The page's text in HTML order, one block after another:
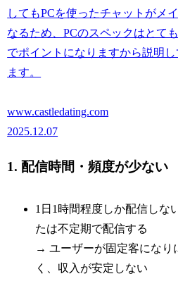
してもPCを使ったチャットがメ
なるため、PCのスペックはとて
でポイントになりますから説明し
ます。
www.castledating.com
2025.12.07
1. 配信時間・頻度が少ない
1日1時間程度しか配信しな
たは不定期で配信する
→ ユーザーが固定客になり
く、収入が安定しない